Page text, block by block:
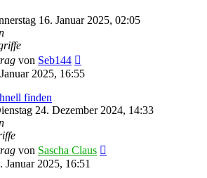
16. Januar 2025, 02:05
von Seb144
2025, 16:55
finden
24. Dezember 2024, 14:33
von Sascha Claus
Januar 2025, 16:51